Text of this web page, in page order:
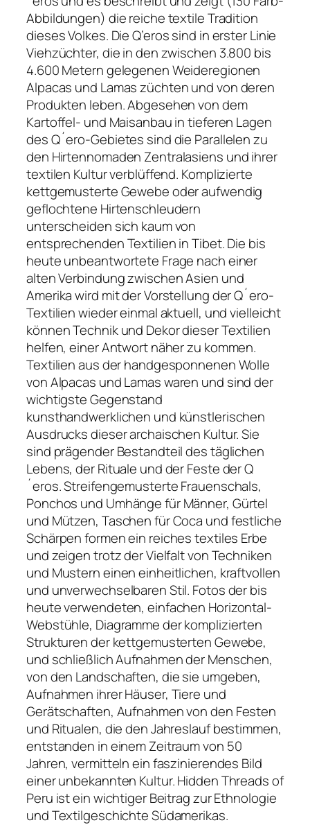
Abbildungen) die reiche textile Tradition
dieses Volkes. Die Q’eros sind in erster Linie
Viehzüchter, die in den zwischen 3.800 bis
4.600 Metern gelegenen Weideregionen
Alpacas und Lamas züchten und von deren
Produkten leben. Abgesehen von dem
Kartoffel- und Maisanbau in tieferen Lagen
des Q´ero-Gebietes sind die Parallelen zu
den Hirtennomaden Zentralasiens und ihrer
textilen Kultur verblüffend. Komplizierte
kettgemusterte Gewebe oder aufwendig
geflochtene Hirtenschleudern
unterscheiden sich kaum von
entsprechenden Textilien in Tibet. Die bis
heute unbeantwortete Frage nach einer
alten Verbindung zwischen Asien und
Amerika wird mit der Vorstellung der Q´ero-
Textilien wieder einmal aktuell, und vielleicht
können Technik und Dekor dieser Textilien
helfen, einer Antwort näher zu kommen.
Textilien aus der handgesponnenen Wolle
von Alpacas und Lamas waren und sind der
wichtigste Gegenstand
kunsthandwerklichen und künstlerischen
Ausdrucks dieser archaischen Kultur. Sie
sind prägender Bestandteil des täglichen
Lebens, der Rituale und der Feste der Q
´eros. Streifengemu­sterte Frauenschals,
Ponchos und Umhänge für Männer, Gürtel
und Mützen, Taschen für Coca und festliche
Schärpen formen ein reiches textiles Erbe
und zeigen trotz der Vielfalt von Techniken
und Mustern einen einheitlichen, kraftvollen
und unverwechselbaren Stil. Fotos der bis
heute ver­wendeten, einfachen Horizontal-
Webstühle, Diagramme der komplizierten
Strukturen der kett­gemusterten Gewebe,
und schließlich Aufnahmen der Menschen,
von den Landschaften, die sie umgeben,
Aufnahmen ihrer Häuser, Tiere und
Gerätschaften, Aufnahmen von den Festen
und Ritualen, die den Jahreslauf bestimmen,
entstanden in einem Zeitraum von 50
Jahren, vermitteln ein faszinierendes Bild
einer unbekannten Kultur. Hidden Threads of
Peru ist ein wichtiger Beitrag zur Ethnologie
und Textilgeschichte Südamerikas.